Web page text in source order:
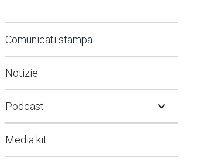
Comunicati stampa
Notizie
Podcast Open Submenu
Media kit